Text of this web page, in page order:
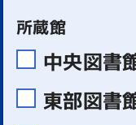
所蔵館
中央図書
東部図書